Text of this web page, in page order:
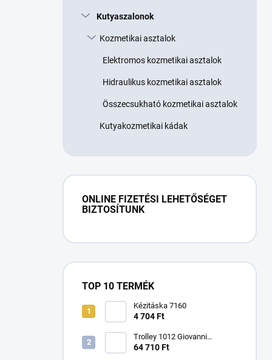
Kutyaszalonok
Kozmetikai asztalok
Elektromos kozmetikai asztalok
Hidraulikus kozmetikai asztalok
Összecsukható kozmetikai asztalok
Kutyakozmetikai kádak
ONLINE FIZETÉSI LEHETŐSÉGET
BIZTOSÍTUNK
TOP 10 TERMÉK
Kézitáska 7160
4 704 Ft
Trolley 1012 Giovanni
kozmetikai asztal
64 710 Ft